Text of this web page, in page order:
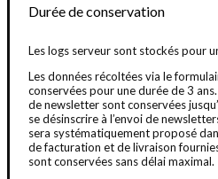
Durée de conservation
Les logs serveur sont stockés pour
Les données récoltées via le
conservées pour une durée de 3
de newsletter sont conservées
se désinscrire à l’envoi de
sera systématiquement proposé
de facturation et de livraison
sont conservées sans délai maximal.